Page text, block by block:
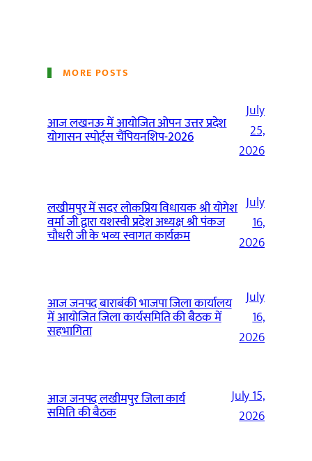
MORE POSTS
आज लखनऊ में आयोजित ओपन उत्तर प्रदेश
योगासन स्पोर्ट्स चैंपियनशिप-2026
July
25,
2026
लखीमपुर में सदर लोकप्रिय विधायक श्री योगेश
वर्मा जी द्वारा यशस्वी प्रदेश अध्यक्ष श्री पंकज
चौधरी जी के भव्य स्वागत कार्यक्रम
July
16,
2026
आज जनपद बाराबंकी भाजपा जिला कार्यालय
में आयोजित जिला कार्यसमिति की बैठक में
सहभागिता
July
16,
2026
आज जनपद लखीमपुर जिला कार्य
समिति की बैठक
July 15,
2026